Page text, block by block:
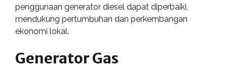
penggunaan generator diesel dapat diperbaiki,
mendukung pertumbuhan dan perkembangan
ekonomi lokal.
Generator Gas